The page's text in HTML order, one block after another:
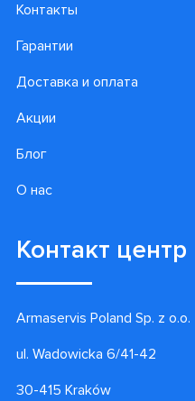
Контакты
Гарантии
Доставка и оплата
Акции
Блог
О нас
Контакт центр
Armaservis Poland Sp. z o.o.
ul. Wadowicka 6/41-42
30-415 Kraków